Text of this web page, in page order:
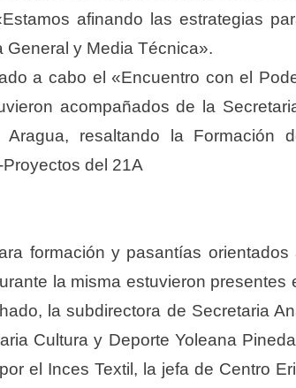
afinando las estrategias
y Media Técnica».
a cabo el «Encuentro con el
acompañados de la
resaltando la Formación
del 21A
formación y pasantías orientados
la misma estuvieron presentes
la subdirectora de Secretaria
Cultura y Deporte Yoleana
el Inces Textil, la jefa de Centro